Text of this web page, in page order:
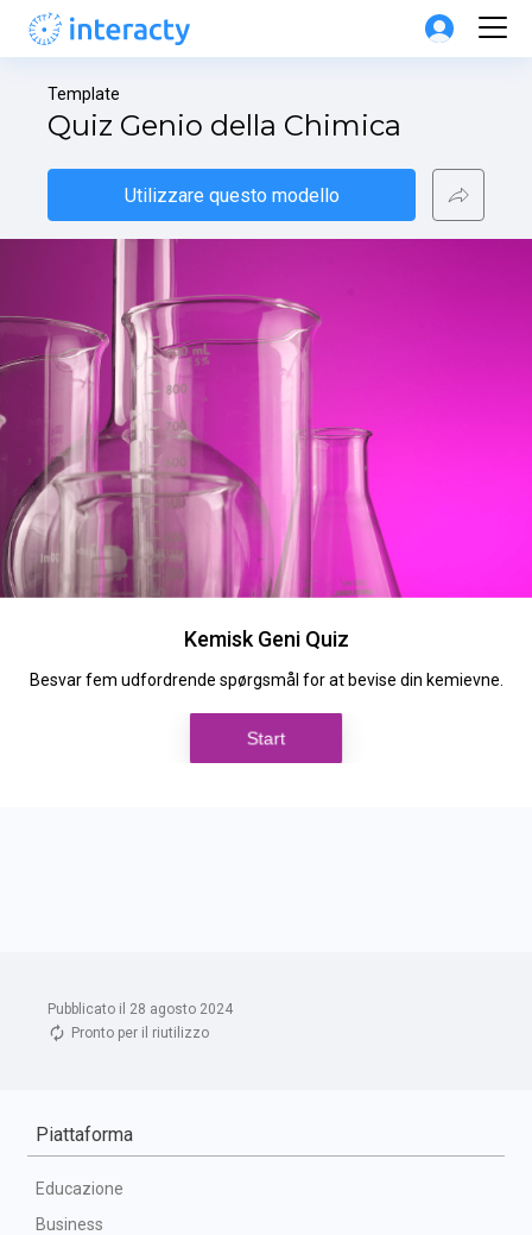
Pubblicato il 28 agosto 2024
Pronto per il riutilizzo
Template
Quiz Genio della Chimica
Utilizzare questo modello
Piattaforma
Educazione
Business